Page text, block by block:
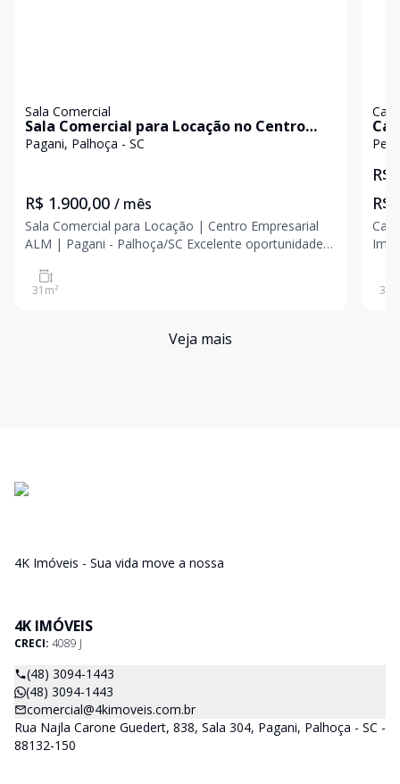
Sala Comercial
Sala Comercial para Locação no Centro
Empresarial ALM | Pagani - Palhoça
Pagani, Palhoça - SC
R$ 1.900,00 / mês
Sala Comercial para Locação | Centro Empresarial
ALM | Pagani - Palhoça/SC Excelente oportunidade
valorizadas de Palhoça! Sala comercial localizada no
Centro Empresarial ALM, no bairro Pagani, com am
31 m²
Casa
R$
R$
310
Veja mais
4K Imóveis - Sua vida move a nossa
4K IMÓVEIS
CRECI: 4089 J
(48) 3094-1443
(48) 3094-1443
comercial@4kimoveis.com.br
Rua Najla Carone Guedert, 838, Sala 304, Pagani, Palhoça - SC -
88132-150